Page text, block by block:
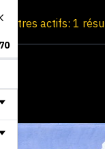
Filtres actifs: 1